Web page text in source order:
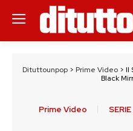
Dituttounpop > Prime Video > Il
Black
Prime Video